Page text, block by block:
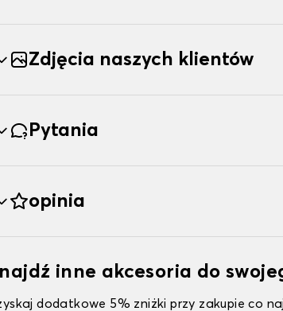
Zdjęcia naszych klientów
Pytania
opinia
inne akcesoria do
dodatkowe 5% zniżki przy zakupie co